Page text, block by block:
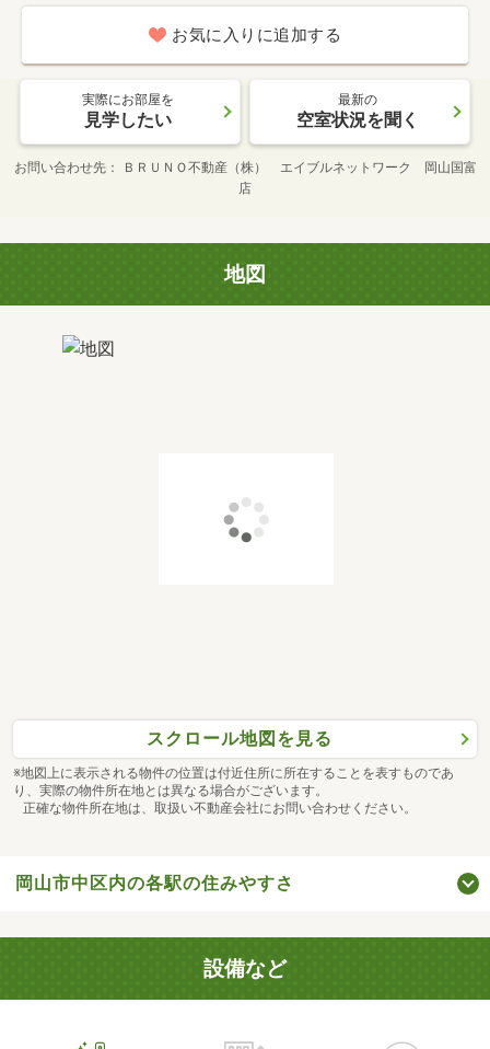
お気に入りに追加する
実際にお部屋を
見学したい
最新の
空室状況を聞く
お問い合わせ先
ＢＲＵＮＯ不動産（株） エイブルネットワーク 岡山国富
店
地図
スクロール地図を見る
※地図上に表示される物件の位置は付近住所に所在することを表すものであ
り、実際の物件所在地とは異なる場合がございます。
正確な物件所在地は、取扱い不動産会社にお問い合わせください。
岡山市中区内の各駅の住みやすさ
設備など